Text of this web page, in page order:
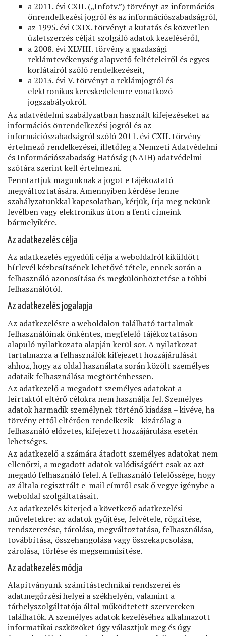
a 2011. évi CXII. („Infotv.”) törvényt az információs
önrendelkezési jogról és az információszabadságról,
az 1995. évi CXIX. törvényt a kutatás és közvetlen
üzletszerzés célját szolgáló adatok kezeléséről,
a 2008. évi XLVIII. törvény a gazdasági
reklámtevékenység alapvető feltételeiről és egyes
korlátairól szóló rendelkezéseit,
a 2013. évi V. törvényt a reklámjogról és
elektronikus kereskedelemre vonatkozó
jogszabályokról.
Az adatvédelmi szabályzatban használt kifejezéseket az
információs önrendelkezési jogról és az
információszabadságról szóló 2011. évi CXII. törvény
értelmező rendelkezései, illetőleg a Nemzeti Adatvédelmi
és Információszabadság Hatóság (NAIH) adatvédelmi
szótára szerint kell értelmezni.
Fenntartjuk magunknak a jogot e tájékoztató
megváltoztatására. Amennyiben kérdése lenne
szabályzatunkkal kapcsolatban, kérjük, írja meg nekünk
levélben vagy elektronikus úton a fenti címeink
bármelyikére.
Az adatkezelés célja
Az adatkezelés egyedüli célja a weboldalról kiküldött
hírlevél kézbesítsének lehetővé tétele, ennek során a
felhasználó azonosítása és megkülönböztetése a többi
felhasználótól.
Az adatkezelés jogalapja
Az adatkezelésre a weboldalon található tartalmak
felhasználóinak önkéntes, megfelelő tájékoztatáson
alapuló nyilatkozata alapján kerül sor. A nyilatkozat
tartalmazza a felhasználók kifejezett hozzájárulását
ahhoz, hogy az oldal használata során közölt személyes
adataik felhasználása megtörténhessen.
Az adatkezelő a megadott személyes adatokat a
leírtaktól eltérő célokra nem használja fel. Személyes
adatok harmadik személynek történő kiadása – kivéve, ha
törvény ettől eltérően rendelkezik – kizárólag a
felhasználó előzetes, kifejezett hozzájárulása esetén
lehetséges.
Az adatkezelő a számára átadott személyes adatokat nem
ellenőrzi, a megadott adatok valódiságáért csak az azt
megadó felhasználó felel. A felhasználó felelőssége, hogy
az általa regisztrált e-mail címről csak ő vegye igénybe a
weboldal szolgáltatásait.
Az adatkezelés kiterjed a következő adatkezelési
műveletekre: az adatok gyűjtése, felvétele, rögzítése,
rendszerezése, tárolása, megváltoztatása, felhasználása,
továbbítása, összehangolása vagy összekapcsolása,
zárolása, törlése és megsemmisítése.
Az adatkezelés módja
Alapítványunk számítástechnikai rendszerei és
adatmegőrzési helyei a székhelyén, valamint a
tárhelyszolgáltatója által működtetett szervereken
találhatók. A személyes adatok kezeléséhez alkalmazott
informatikai eszközöket úgy választjuk meg és úgy